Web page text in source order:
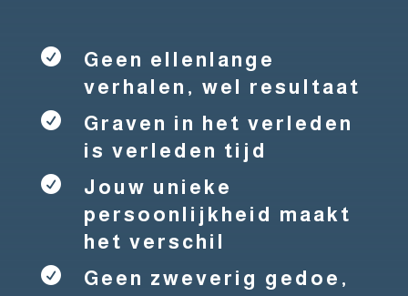

Geen ellenlange
verhalen, wel resultaat

Graven in het verleden
is verleden tijd

Jouw unieke
persoonlijkheid maakt
het verschil

Geen zweverig gedoe,